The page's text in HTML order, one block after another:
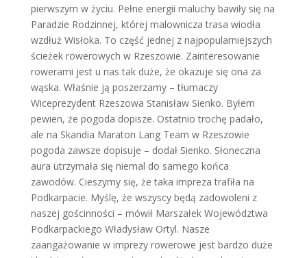
pierwszym w życiu. Pełne energii maluchy bawiły się na
Paradzie Rodzinnej, której malownicza trasa wiodła
wzdłuż Wisłoka. To część jednej z najpopularniejszych
ścieżek rowerowych w Rzeszowie. Zainteresowanie
rowerami jest u nas tak duże, że okazuje się ona za
wąska. Właśnie ją poszerzamy – tłumaczy
Wiceprezydent Rzeszowa Stanisław Sienko. Byłem
pewien, że pogoda dopisze. Ostatnio trochę padało,
ale na Skandia Maraton Lang Team w Rzeszowie
pogoda zawsze dopisuje – dodał Sienko. Słoneczna
aura utrzymała się niemal do samego końca
zawodów. Cieszymy się, że taka impreza trafiła na
Podkarpacie. Myślę, że wszyscy będą zadowoleni z
naszej gościnności – mówił Marszałek Województwa
Podkarpackiego Władysław Ortyl. Nasze
zaangażowanie w imprezy rowerowe jest bardzo duże